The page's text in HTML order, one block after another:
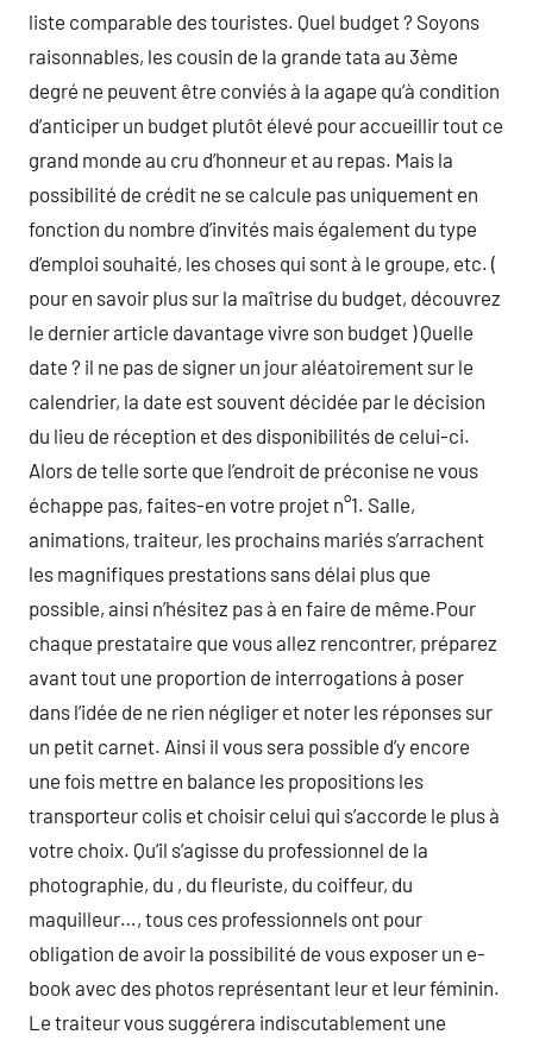
liste comparable des touristes. Quel budget ? Soyons
raisonnables, les cousin de la grande tata au 3ème
degré ne peuvent être conviés à la agape qu’à condition
d’anticiper un budget plutôt élevé pour accueillir tout ce
grand monde au cru d’honneur et au repas. Mais la
possibilité de crédit ne se calcule pas uniquement en
fonction du nombre d’invités mais également du type
d’emploi souhaité, les choses qui sont à le groupe, etc. (
pour en savoir plus sur la maîtrise du budget, découvrez
le dernier article davantage vivre son budget ) Quelle
date ? il ne pas de signer un jour aléatoirement sur le
calendrier, la date est souvent décidée par le décision
du lieu de réception et des disponibilités de celui-ci.
Alors de telle sorte que l’endroit de préconise ne vous
échappe pas, faites-en votre projet n°1. Salle,
animations, traiteur, les prochains mariés s’arrachent
les magnifiques prestations sans délai plus que
possible, ainsi n’hésitez pas à en faire de même.Pour
chaque prestataire que vous allez rencontrer, préparez
avant tout une proportion de interrogations à poser
dans l’idée de ne rien négliger et noter les réponses sur
un petit carnet. Ainsi il vous sera possible d’y encore
une fois mettre en balance les propositions les
transporteur colis et choisir celui qui s’accorde le plus à
votre choix. Qu’il s’agisse du professionnel de la
photographie, du , du fleuriste, du coiffeur, du
maquilleur…, tous ces professionnels ont pour
obligation de avoir la possibilité de vous exposer un e-
book avec des photos représentant leur et leur féminin.
Le traiteur vous suggérera indiscutablement une